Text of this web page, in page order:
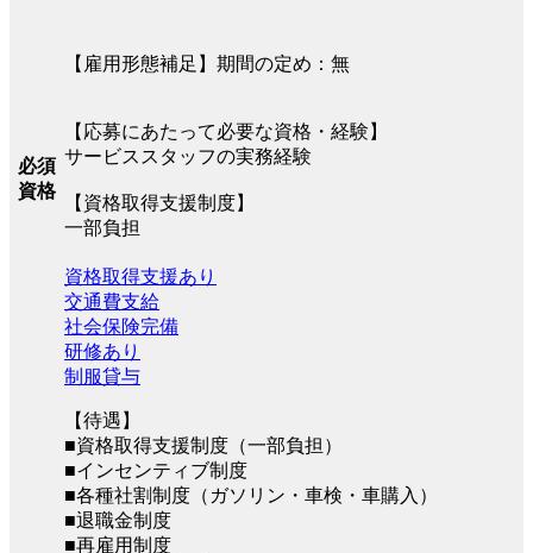
【雇用形態補足】期間の定め：無
必須
資格
【応募にあたって必要な資格・経験】
サービススタッフの実務経験
【資格取得支援制度】
一部負担
資格取得支援あり
交通費支給
社会保険完備
研修あり
制服貸与
【待遇】
■資格取得支援制度（一部負担）
■インセンティブ制度
■各種社割制度（ガソリン・車検・車購入）
■退職金制度
■再雇用制度